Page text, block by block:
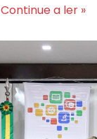
Continue a ler »